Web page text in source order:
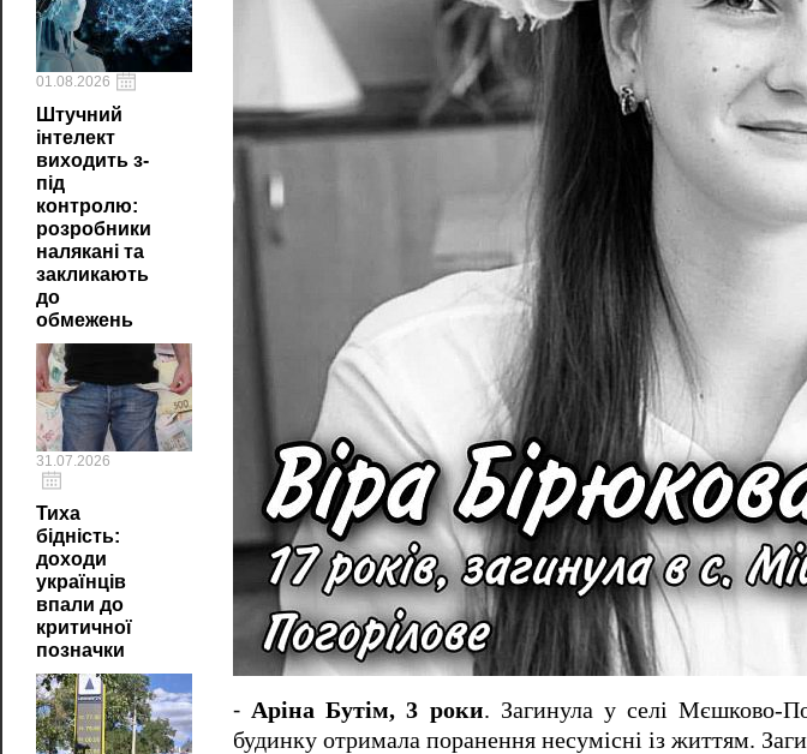
01.08.2026
Штучний
інтелект
виходить з-
під
контролю:
розробники
налякані та
закликають
до
обмежень
31.07.2026
Тиха
бідність:
доходи
українців
впали до
критичної
позначки
⁃ Аріна Бутім, 3 роки. Загинула у селі Мєшково-
будинку отримала поранення несумісні із життям.